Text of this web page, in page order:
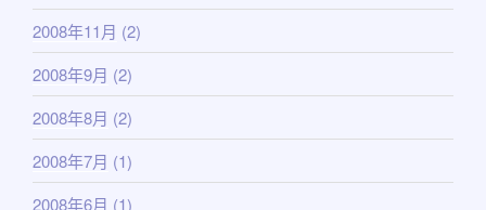
2008年11月 (2)
2008年9月 (2)
2008年8月 (2)
2008年7月 (1)
2008年6月 (1)